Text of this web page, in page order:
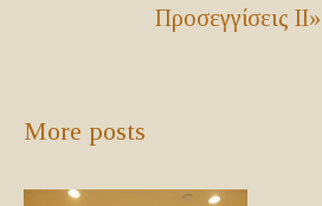
Προσεγγίσεις ΙΙ»
More posts